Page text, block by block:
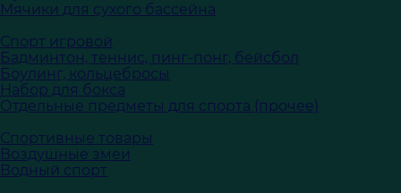
Мячики для сухого бассейна
Спорт игровой
Бадминтон, теннис, пинг-понг, бейсбол
Боулинг, кольцебросы
Набор для бокса
Отдельные предметы для спорта (прочее)
Спортивные товары
Воздушные змеи
Водный спорт